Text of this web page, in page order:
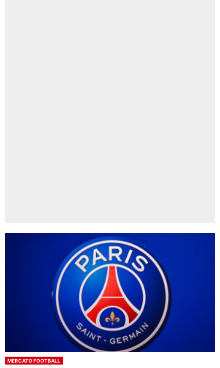
MERCATO FOOTBALL